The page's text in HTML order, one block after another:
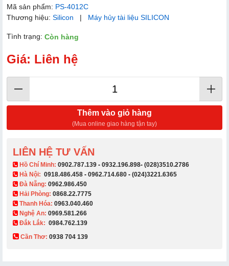
Mã sản phẩm: PS-4012C
Thương hiệu: Silicon | Máy hủy tài liệu SILICON
Tình trạng: Còn hàng
Giá: Liên hệ
Thêm vào giỏ hàng
(Mua online giao hàng tận tay)
LIÊN HỆ TƯ VẤN
​ Hồ Chí Minh: 0902.787.139 - 0932.196.898- (028)3510.2786
Hà Nội: 0918.486.458 - 0962.714.680 - (024)3221.6365
Đà Nẵng: 0962.986.450
Hải Phòng: 0868.22.7775
Thanh Hóa: 0963.040.460
Nghệ An: 0969.581.266
Đắk Lắk: 0984.762.139
Cần Thơ: 0938 704 139​